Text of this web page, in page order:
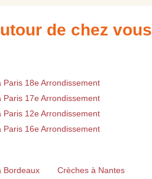
de chez vous
Paris 18e Arrondissement
Paris 17e Arrondissement
Paris 12e Arrondissement
Paris 16e Arrondissement
Bordeaux
Crèches à Nantes